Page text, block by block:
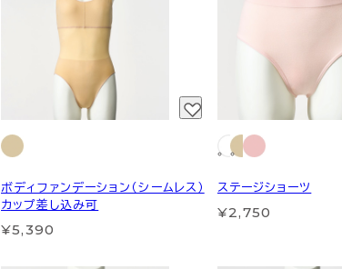
ボディファンデーション（シームレス）
カップ差し込み可
¥5,390
ステージショーツ
¥2,750